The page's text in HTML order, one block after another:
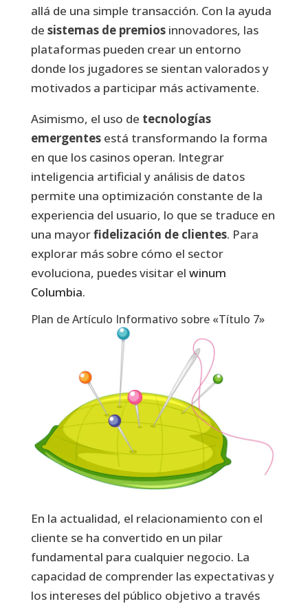
allá de una simple transacción. Con la ayuda
de sistemas de premiosinnovadores, las
plataformas pueden crear un entorno
donde los jugadores se sientan valorados y
motivados a participar más activamente.
Asimismo, el uso de tecnologías
emergentesestá transformando la forma
en que los casinos operan. Integrar
inteligencia artificial y análisis de datos
permite una optimización constante de la
experiencia del usuario, lo que se traduce en
una mayorfidelización de clientes. Para
explorar más sobre cómo el sector
evoluciona, puedes visitar el winum
Columbia.
Plan de Artículo Informativo sobre «Título 7»
En la actualidad, el relacionamiento con el
cliente se ha convertido en un pilar
fundamental para cualquier negocio. La
capacidad de comprender las expectativas y
los intereses del público objetivo a través